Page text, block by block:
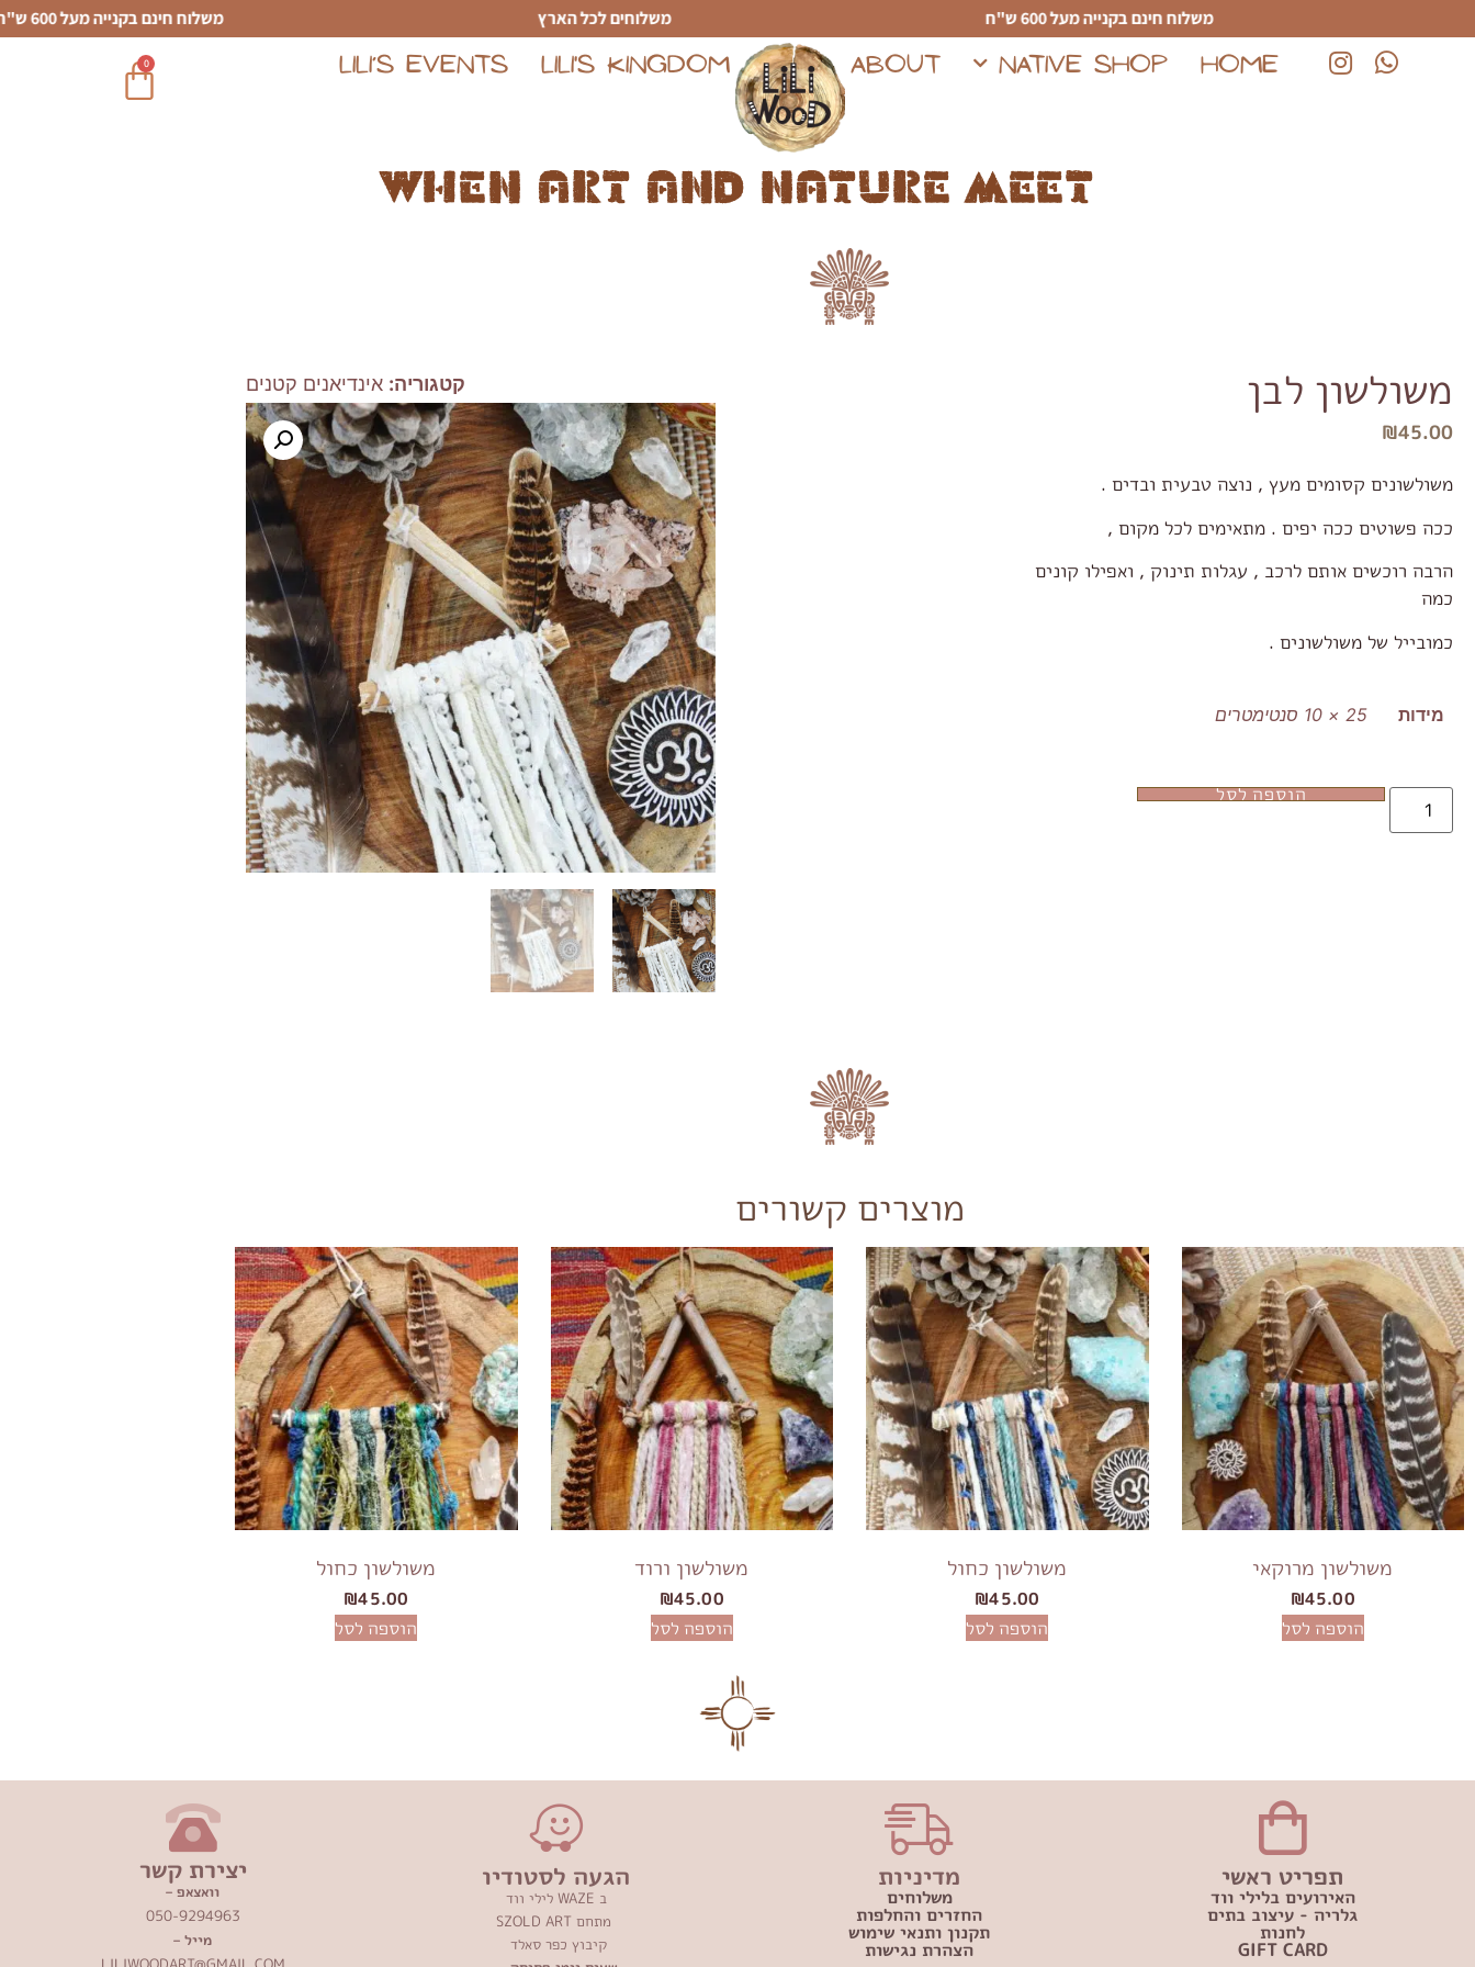
משלוח חינם בקנייה מעל 600 ש"ח משלוחים לכל הארץ משלוח חינם בקנייה מעל 600 ש"ח
(נפתח בחלון חדש)
(נפתח בחלון חדש)
HOME
NATIVE SHOP
ABOUT
LILI'S KINGDOM
LILI’S EVENTS
0
When art and nature meet
משולשון לבן
₪45.00
משולשונים קסומים מעץ , נוצה טבעית ובדים .
ככה פשוטים ככה יפים . מתאימים לכל מקום ,
הרבה רוכשים אותם לרכב , עגלות תינוק , ואפילו קונים
כמה
כמובייל של משולשונים .
מידות 25 × 10 סנטימטרים
הוספה לסל
קטגוריה: אינדיאנים קטנים
מוצרים קשורים
משולשון מרוקאי
₪45.00
הוספה לסל
משולשון כחול
₪45.00
הוספה לסל
משולשון ורוד
₪45.00
הוספה לסל
משולשון כחול
₪45.00
הוספה לסל
תפריט ראשי
האירועים בלילי ווד
גלריה - עיצוב בתים
לחנות
GIFT CARD
מדיניות
משלוחים
החזרים והחלפות
תקנון ותנאי שימוש
הצהרת נגישות
הגעה לסטודיו
ב WAZE לילי ווד
מתחם SZOLD ART
קיבוץ כפר סאלד
יצירת קשר
וואצאפ –
050-9294963
מייל –